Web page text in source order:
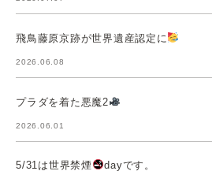
飛鳥藤原京跡が世界遺産認定に
2026.06.08
プラダを着た悪魔2
2026.06.01
5/31は世界禁煙 dayです。